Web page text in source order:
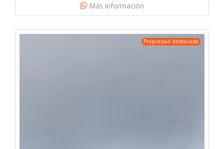
Más información
Propiedad destacada